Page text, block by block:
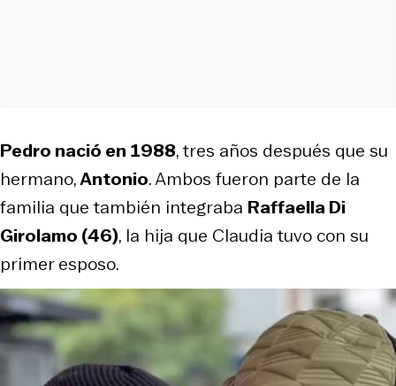
Pedro nació en 1988, tres años después que su
hermano,Antonio. Ambos fueron parte de la
familia que también integraba Raffaella Di
Girolamo (46), la hija que Claudia tuvo con su
primer esposo.